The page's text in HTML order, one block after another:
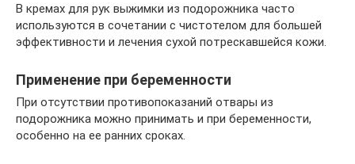
В кремах для рук выжимки из подорожника часто
используются в сочетании с чистотелом для большей
эффективности и лечения сухой потрескавшейся кожи.
Применение при беременности
При отсутствии противопоказаний отвары из
подорожника можно принимать и при беременности,
особенно на ее ранних сроках.